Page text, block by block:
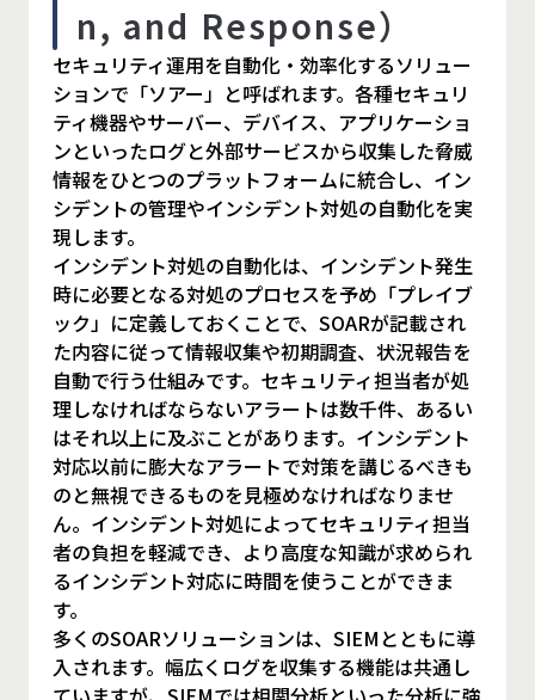
n, and Response）
セキュリティ運用を自動化・効率化するソリュー
ションで「ソアー」と呼ばれます。各種セキュリ
ティ機器やサーバー、デバイス、アプリケーショ
ンといったログと外部サービスから収集した脅威
情報をひとつのプラットフォームに統合し、イン
シデントの管理やインシデント対処の自動化を実
現します。
インシデント対処の自動化は、インシデント発生
時に必要となる対処のプロセスを予め「プレイブ
ック」に定義しておくことで、SOARが記載され
た内容に従って情報収集や初期調査、状況報告を
自動で行う仕組みです。セキュリティ担当者が処
理しなければならないアラートは数千件、あるい
はそれ以上に及ぶことがあります。インシデント
対応以前に膨大なアラートで対策を講じるべきも
のと無視できるものを見極めなければなりませ
ん。インシデント対処によってセキュリティ担当
者の負担を軽減でき、より高度な知識が求められ
るインシデント対応に時間を使うことができま
す。
多くのSOARソリューションは、SIEMとともに導
入されます。幅広くログを収集する機能は共通し